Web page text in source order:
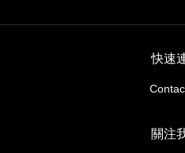
快速
關注